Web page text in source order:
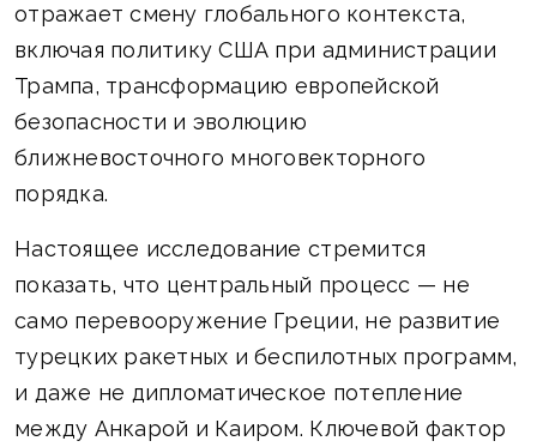
отражает смену глобального контекста,
включая политику США при администрации
Трампа, трансформацию европейской
безопасности и эволюцию
ближневосточного многовекторного
порядка.
Настоящее исследование стремится
показать, что центральный процесс — не
само перевооружение Греции, не развитие
турецких ракетных и беспилотных программ,
и даже не дипломатическое потепление
между Анкарой и Каиром. Ключевой фактор